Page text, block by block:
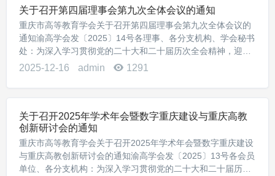
关于召开第四届理事会第九次全体会议的通知
重庆市高等教育学会关于召开第四届理事会第九次全体会议的
通知渝高学会发〔2025〕14号各理事、各分支机构、学会秘书
处：为深入学习贯彻党的二十大和二十届历次全会精神，迎
接“十五五”开局之年，按照市委六届八次全会部署，经学会研
2025-12-16 admin 1291
关于召开2025年学术年会暨数字重庆建设与重庆高教
创新研讨会的通知
重庆市高等教育学会关于召开2025年学术年会暨数字重庆建设
与重庆高教创新研讨会的通知渝高学会发〔2025〕13号各会员
单位、各分支机构：为深入学习贯彻党的二十大和二十届历次